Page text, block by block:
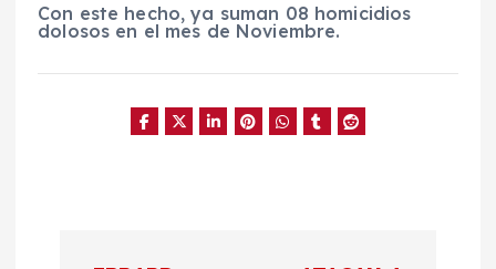
Con este hecho, ya suman 08 homicidios
dolosos en el mes de Noviembre.